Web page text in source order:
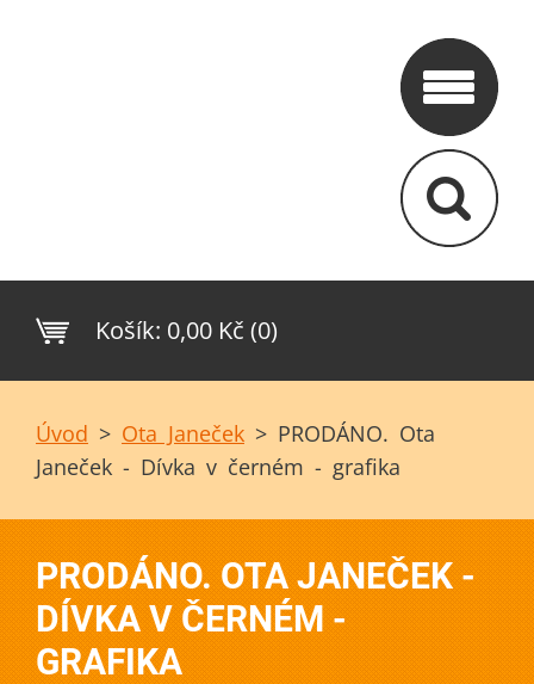
Košík: 0,00 Kč (0)
Úvod > Ota Janeček > PRODÁNO. Ota
Janeček - Dívka v černém - grafika
PRODÁNO. OTA JANEČEK -
DÍVKA V ČERNÉM -
GRAFIKA